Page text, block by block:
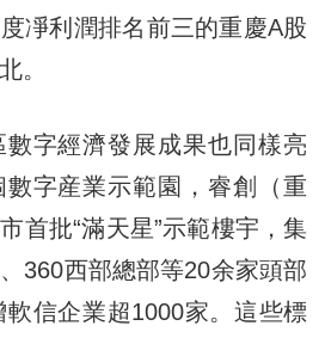
凈利潤排名前三的重慶A股
。
字經濟發展成果也同樣亮
字産業示範園，睿創（重
首批“滿天星”示範樓宇，集
360西部總部等20余家頭部
信企業超1000家。這些標